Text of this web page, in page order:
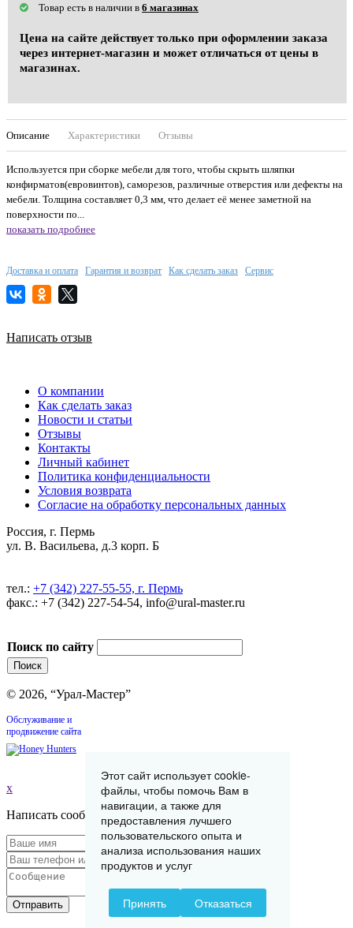
Товар есть в наличии в 6 магазинах
Цена на сайте действует только при оформлении заказа
через интернет-магазин и может отличаться от цены в
магазинах.
Описание Характеристики Отзывы
Используется при сборке мебели для того, чтобы скрыть шляпки
конфирматов(евровинтов), саморезов, различные отверстия или дефекты на
мебели. Толщина составляет 0,3 мм, что делает её менее заметной на
поверхности по...
показать подробнее
Доставка и оплата Гарантия и возврат Как сделать заказ Сервис
Написать отзыв
О компании
Как сделать заказ
Новости и статьи
Отзывы
Контакты
Личный кабинет
Политика конфиденциальности
Условия возврата
Согласие на обработку персональных данных
Россия, г. Пермь
ул. В. Васильева, д.3 корп. Б
тел.: +7 (342) 227-55-55, г. Пермь
факс.: +7 (342) 227-54-54, info@ural-master.ru
Поиск по сайту
© 2026, “Урал-Мастер”
Обслуживание и
продвижение сайта
x
Написать сообщение
Отправить
Этот сайт использует cookie-
файлы, чтобы помочь Вам в
навигации, а также для
предоставления лучшего
пользовательского опыта и
анализа использования наших
продуктов и услуг
Принять Отказаться